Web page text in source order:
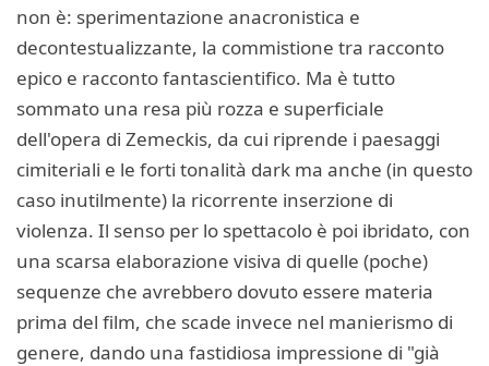
non è: sperimentazione anacronistica e
decontestualizzante, la commistione tra racconto
epico e racconto fantascientifico. Ma è tutto
sommato una resa più rozza e superficiale
dell'opera di Zemeckis, da cui riprende i paesaggi
cimiteriali e le forti tonalità dark ma anche (in questo
caso inutilmente) la ricorrente inserzione di
violenza. Il senso per lo spettacolo è poi ibridato, con
una scarsa elaborazione visiva di quelle (poche)
sequenze che avrebbero dovuto essere materia
prima del film, che scade invece nel manierismo di
genere, dando una fastidiosa impressione di "già